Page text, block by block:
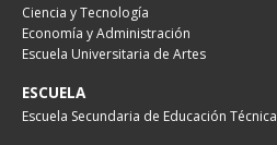
Ciencia y Tecnología
Economía y Administración
Escuela Universitaria de Artes
ESCUELA
Escuela Secundaria de Educación Técnica